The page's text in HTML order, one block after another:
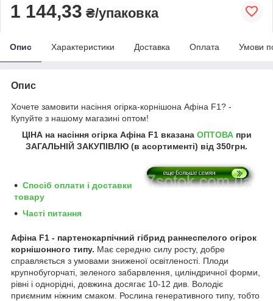
1 144,33 ₴/упаковка
Опис Характеристики Доставка Оплата Умови
Опис
Хочете замовити насіння огірка-корнішона Афіна F1? -
Купуйте з нашому магазині оптом!
ЦІНА на насіння огірка Афіна F1 вказана ОПТОВАпри
ЗАГАЛЬНІЙ ЗАКУПІВЛЮ (в асортименті) від 350грн.
Спосіб оплати і доставки
товару
Часті питання
Афіна F1 - партенокарпічний гібрид раннеспелого огірок
корнішонного типу. Має середню силу росту, добре
справляється з умовами зниженої освітленості. Плоди
крупнобугорчаті, зеленого забарвлення, циліндричної форми,
рівні і однорідні, довжина досягає 10-12 див. Володіє
приємним ніжним смаком. Рослина генеративного типу, тобто